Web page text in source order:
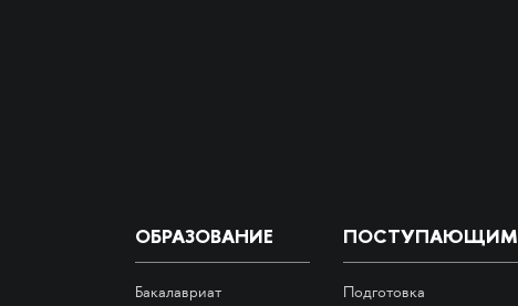
ОБРАЗОВАНИЕ
Бакалавриат
ПОСТУПАЮЩИМ
Подготовка